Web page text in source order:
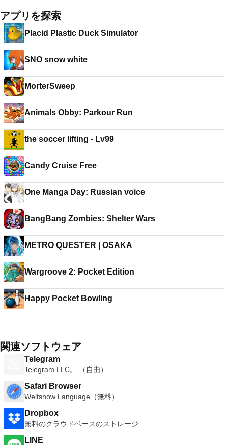
アプリを探索
Placid Plastic Duck Simulator
SNO snow white
MorterSweep
Animals Obby: Parkour Run
the soccer lifting - Lv99
Candy Cruise Free
One Manga Day: Russian voice
BangBang Zombies: Shelter Wars
METRO QUESTER | OSAKA
Wargroove 2: Pocket Edition
Happy Pocket Bowling
関連ソフトウェア
Telegram
Telegram LLC。 （自由）
Safari Browser
Weltshow Language（無料）
Dropbox
無料のクラウドベースのストレージ
LINE